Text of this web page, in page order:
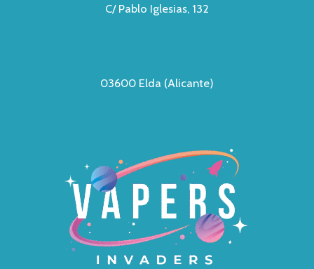
C/ Pablo Iglesias, 132
03600 Elda (Alicante)